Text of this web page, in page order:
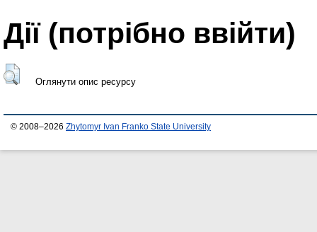
Дії ​​(потрібно ввійти)
Оглянути опис ресурсу
© 2008–2026 Zhytomyr Ivan Franko State University